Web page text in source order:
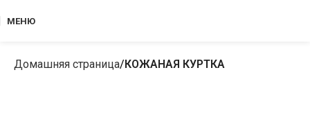
МЕНЮ
Домашняя страница КОЖАНАЯ КУРТКА